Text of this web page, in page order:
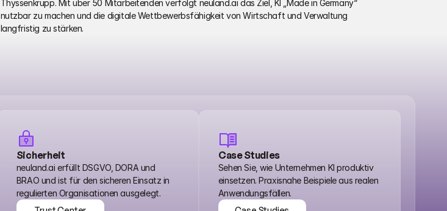
Thyssenkrupp. Mit über 50 Mitarbeitenden verfolgt neuland.ai das Ziel, KI „Made in Germany“
nutzbar zu machen und die digitale Wettbewerbsfähigkeit von Wirtschaft und Verwaltung
langfristig zu stärken.
Sicherheit
neuland.ai erfüllt DSGVO, DORA und
BRAO und ist für den sicheren Einsatz in
regulierten Organisationen ausgelegt.
Case Studies
Sehen Sie, wie Unternehmen KI produktiv
einsetzen. Praxisnahe Beispiele aus realen
Anwendungsfällen.